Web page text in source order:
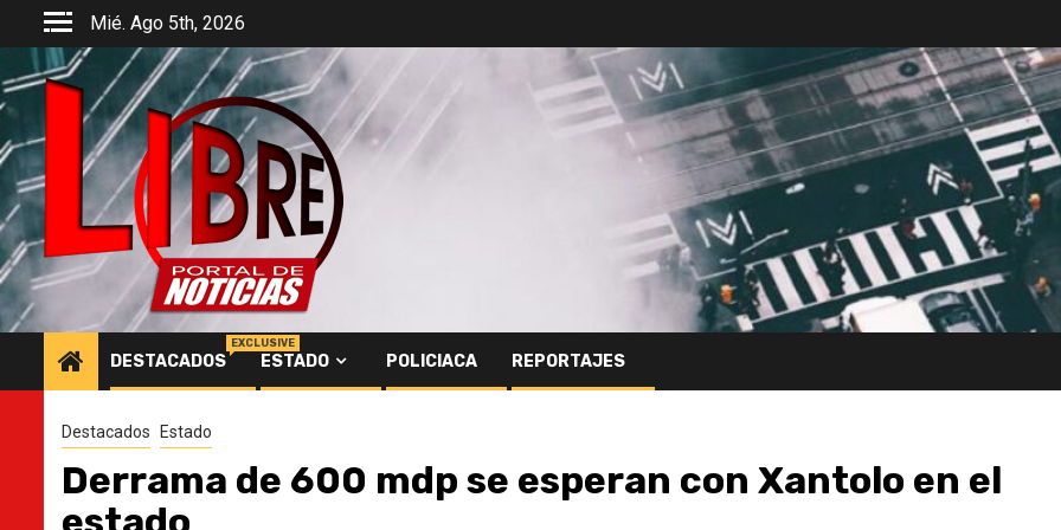
Saltar
contenido
Mié. Ago 5th, 2026
DESTACADOS
EXCLUSIVE
ESTADO POLICIACA REPORTAJES
Destacados Estado
Derrama de 600 mdp se esperan con Xantolo en el